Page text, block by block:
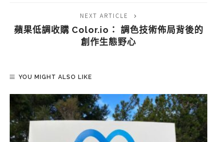
NEXT ARTICLE
蘋果低調收購 Color.io： 調色技術佈局背後的
創作生態野心
YOU MIGHT ALSO LIKE